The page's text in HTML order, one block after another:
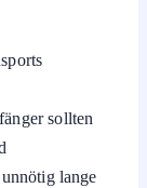
sollten
lange